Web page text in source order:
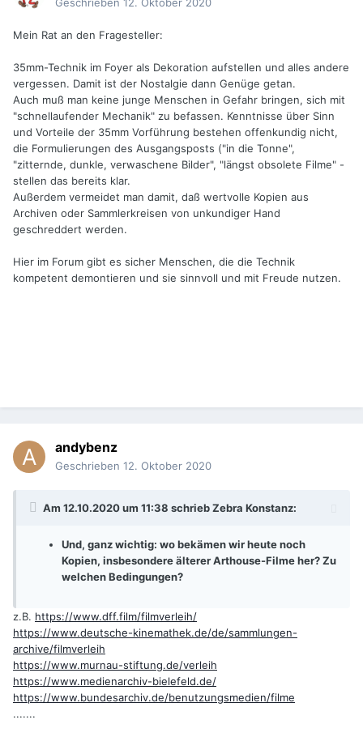
Geschrieben 12. Oktober 2020
Mein Rat an den Fragesteller:
35mm-Technik im Foyer als Dekoration aufstellen und alles andere
vergessen. Damit ist der Nostalgie dann Genüge getan.
Auch muß man keine junge Menschen in Gefahr bringen, sich mit
"schnellaufender Mechanik" zu befassen. Kenntnisse über Sinn
und Vorteile der 35mm Vorführung bestehen offenkundig nicht,
die Formulierungen des Ausgangsposts ("in die Tonne",
"zitternde, dunkle, verwaschene Bilder", "längst obsolete Filme" -
stellen das bereits klar.
Außerdem vermeidet man damit, daß wertvolle Kopien aus
Archiven oder Sammlerkreisen von unkundiger Hand
geschreddert werden.
Hier im Forum gibt es sicher Menschen, die die Technik
kompetent demontieren und sie sinnvoll und mit Freude nutzen.
andybenz
Geschrieben 12. Oktober 2020
Am 12.10.2020 um 11:38 schriebZebra Konstanz:
Und, ganz wichtig: wo bekämen wir heute noch
Kopien, insbesondere älterer Arthouse-Filme her? Zu
welchen Bedingungen?
z.B. https://www.dff.film/filmverleih/
https://www.deutsche-kinemathek.de/de/sammlungen-
archive/filmverleih
https://www.murnau-stiftung.de/verleih
https://www.medienarchiv-bielefeld.de/
https://www.bundesarchiv.de/benutzungsmedien/filme
.......